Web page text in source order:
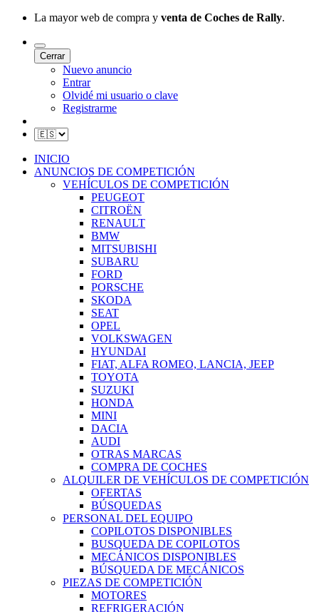
La mayor web de compra y venta de Coches de Rally.
Cerrar
Nuevo anuncio
Entrar
Olvidé mi usuario o clave
Registrarme
INICIO
ANUNCIOS DE COMPETICIÓN
VEHÍCULOS DE COMPETICIÓN
PEUGEOT
CITROËN
RENAULT
BMW
MITSUBISHI
SUBARU
FORD
PORSCHE
SKODA
SEAT
OPEL
VOLKSWAGEN
HYUNDAI
FIAT, ALFA ROMEO, LANCIA, JEEP
TOYOTA
SUZUKI
HONDA
MINI
DACIA
AUDI
OTRAS MARCAS
COMPRA DE COCHES
ALQUILER DE VEHÍCULOS DE COMPETICIÓN
OFERTAS
BÚSQUEDAS
PERSONAL DEL EQUIPO
COPILOTOS DISPONIBLES
BUSQUEDA DE COPILOTOS
MECÁNICOS DISPONIBLES
BÚSQUEDA DE MECÁNICOS
PIEZAS DE COMPETICIÓN
MOTORES
REFRIGERACIÓN